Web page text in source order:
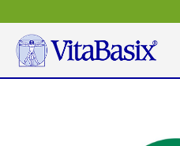
Inhalt
springen